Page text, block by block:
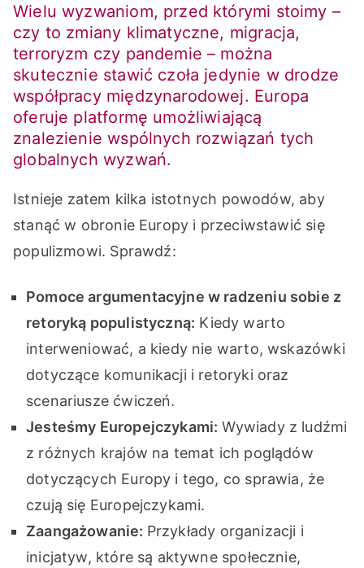
Wielu wyzwaniom, przed którymi stoimy –
czy to zmiany klimatyczne, migracja,
terroryzm czy pandemie – można
skutecznie stawić czoła jedynie w drodze
współpracy międzynarodowej. Europa
oferuje platformę umożliwiającą
znalezienie wspólnych rozwiązań tych
globalnych wyzwań.
Istnieje zatem kilka istotnych powodów, aby
stanąć w obronie Europy i przeciwstawić się
populizmowi. Sprawdź:
Pomoce argumentacyjne w radzeniu sobie z
retoryką populistyczną: Kiedy warto
interweniować, a kiedy nie warto, wskazówki
dotyczące komunikacji i retoryki oraz
scenariusze ćwiczeń.
Jesteśmy Europejczykami: Wywiady z ludźmi
z różnych krajów na temat ich poglądów
dotyczących Europy i tego, co sprawia, że ​​
czują się Europejczykami.
Zaangażowanie: Przykłady organizacji i
inicjatyw, które są aktywne społecznie,